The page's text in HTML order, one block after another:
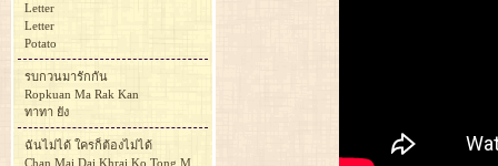
Letter
Letter
Potato
รบกวนมารักกัน
Ropkuan Ma Rak Kan
ทาทา ยัง
ฉันไม่ได้ ใครก็ต้องไม่ได้
Chan Mai Dai Khrai Ko Tong Mai Dai